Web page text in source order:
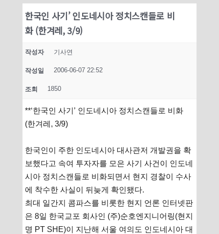
한국인 사기’ 인도네시아 정치스캔들로 비
화 (한겨레, 3/9)
작성자 기사연
작성일 2006-06-07 22:52
조회 1850
**‘한국인 사기’ 인도네시아 정치스캔들로 비화
(한겨레, 3/9)
한국인이 주한 인도네시아 대사관저 개발권을 확
보했다고 속여 투자자를 모은 사기 사건이 인도네
시아 정치스캔들로 비화되면서 현지 경찰이 수사
에 착수한 사실이 뒤늦게 확인됐다.
최대 일간지 콤파스를 비롯한 현지 언론 인터넷판
은 8일 한국교포 회사인 (주)순호엔지니어링(현지
명 PT SHE)이 지난해 서울 여의도 인도네시아 대